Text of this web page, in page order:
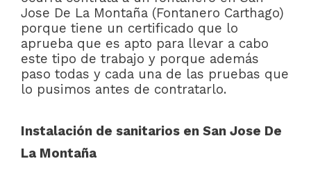
Jose De La Montaña (Fontanero Carthago)
porque tiene un certificado que lo
aprueba que es apto para llevar a cabo
este tipo de trabajo y porque además
paso todas y cada una de las pruebas que
lo pusimos antes de contratarlo.
Instalación de sanitarios en San Jose De
La Montaña